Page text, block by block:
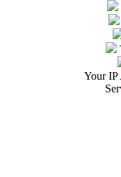
Your IP